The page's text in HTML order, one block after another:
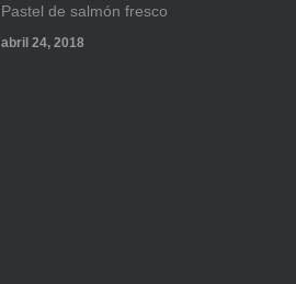
Pastel de salmón fresco
abril 24, 2018